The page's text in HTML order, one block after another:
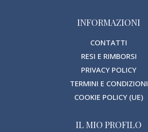
INFORMAZIONI
CONTATTI
RESI E RIMBORSI
PRIVACY POLICY
TERMINI E CONDIZIONI
COOKIE POLICY (UE)
IL MIO PROFILO